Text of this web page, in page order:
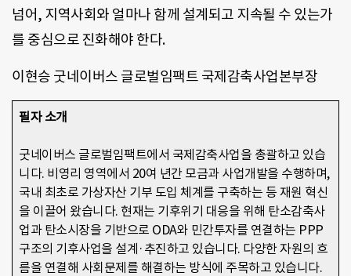
넘어, 지역사회와 얼마나 함께 설계되고 지속될 수 있는가
를 중심으로 진화해야 한다.
이현승 굿네이버스 글로벌임팩트 국제감축사업본부장
필자 소개
굿네이버스 글로벌임팩트에서 국제감축사업을 총괄하고 있습
니다. 비영리 영역에서 20여 년간 모금과 사업개발을 수행하며,
국내 최초로 가상자산 기부 도입 체계를 구축하는 등 재원 혁신
을 이끌어 왔습니다. 현재는 기후위기 대응을 위해 탄소감축사
업과 탄소시장을 기반으로 ODA와 민간투자를 연결하는 PPP
구조의 기후사업을 설계·추진하고 있습니다. 다양한 자원의 흐
름을 연결해 사회문제를 해결하는 방식에 주목하고 있습니다.